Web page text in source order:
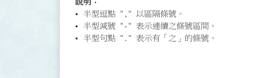
半型逗點 "," 以區隔條號。
半型減號 "-" 表示連續之條號區間。
半型句點 "." 表示有「之」的條號。